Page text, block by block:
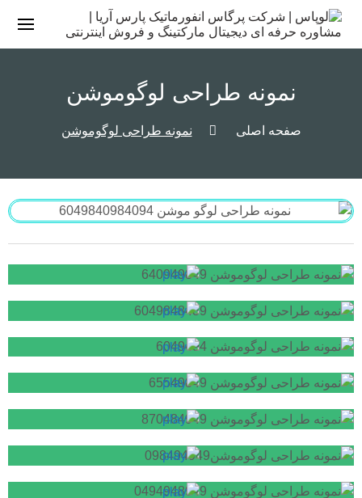
نمونه طراحی لوگوموشن
صفحه اصلی نمونه طراحی لوگوموشن